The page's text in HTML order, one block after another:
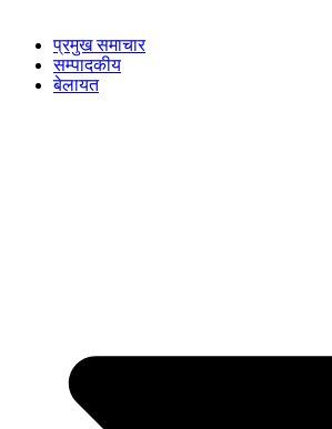
प्रमुख समाचार
सम्पादकीय
बेलायत